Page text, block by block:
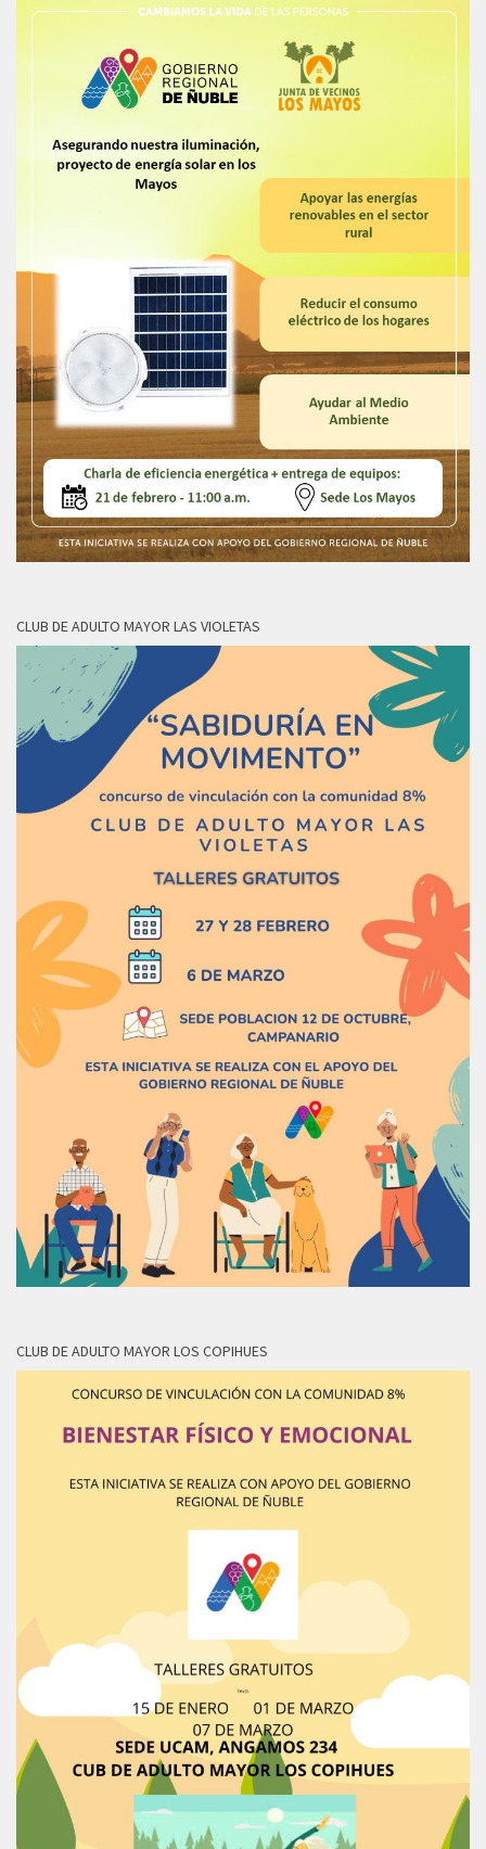
CLUB DE ADULTO MAYOR LAS VIOLETAS
CLUB DE ADULTO MAYOR LOS COPIHUES